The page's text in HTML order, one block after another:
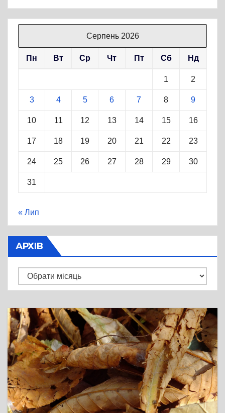
Серпень 2026
Пн Вт Ср Чт Пт Сб Нд
1 2
3 4 5 6 7 8 9
10 11 12 13 14 15 16
17 18 19 20 21 22 23
24 25 26 27 28 29 30
31
« Лип
АРХІВ
Архів